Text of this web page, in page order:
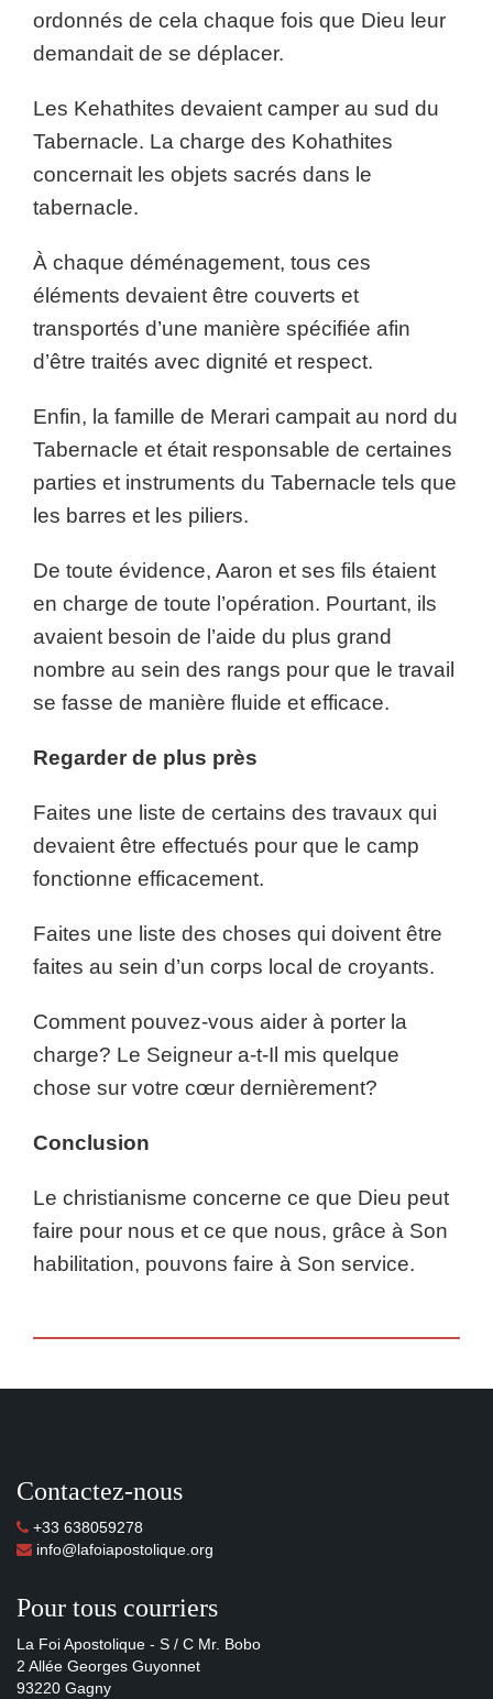
ordonnés de cela chaque fois que Dieu leur
demandait de se déplacer.
Les Kehathites devaient camper au sud du
Tabernacle. La charge des Kohathites
concernait les objets sacrés dans le
tabernacle.
À chaque déménagement, tous ces
éléments devaient être couverts et
transportés d’une manière spécifiée afin
d’être traités avec dignité et respect.
Enfin, la famille de Merari campait au nord du
Tabernacle et était responsable de certaines
parties et instruments du Tabernacle tels que
les barres et les piliers.
De toute évidence, Aaron et ses fils étaient
en charge de toute l’opération. Pourtant, ils
avaient besoin de l’aide du plus grand
nombre au sein des rangs pour que le travail
se fasse de manière fluide et efficace.
Regarder de plus près
Faites une liste de certains des travaux qui
devaient être effectués pour que le camp
fonctionne efficacement.
Faites une liste des choses qui doivent être
faites au sein d’un corps local de croyants.
Comment pouvez-vous aider à porter la
charge? Le Seigneur a-t-Il mis quelque
chose sur votre cœur dernièrement?
Conclusion
Le christianisme concerne ce que Dieu peut
faire pour nous et ce que nous, grâce à Son
habilitation, pouvons faire à Son service.
Contactez-nous
+33 638059278
info@lafoiapostolique.org
Pour tous courriers
La Foi Apostolique - S / C Mr. Bobo
2 Allée Georges Guyonnet
93220 Gagny